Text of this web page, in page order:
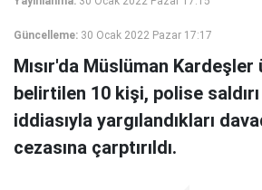
Güncelleme: 30 Ocak 2022 Pazar 17:17
Mısır'da Müslüman
belirtilen 10 kişi, polise
iddiasıyla yargılandıkları
cezasına çarptırıldı.